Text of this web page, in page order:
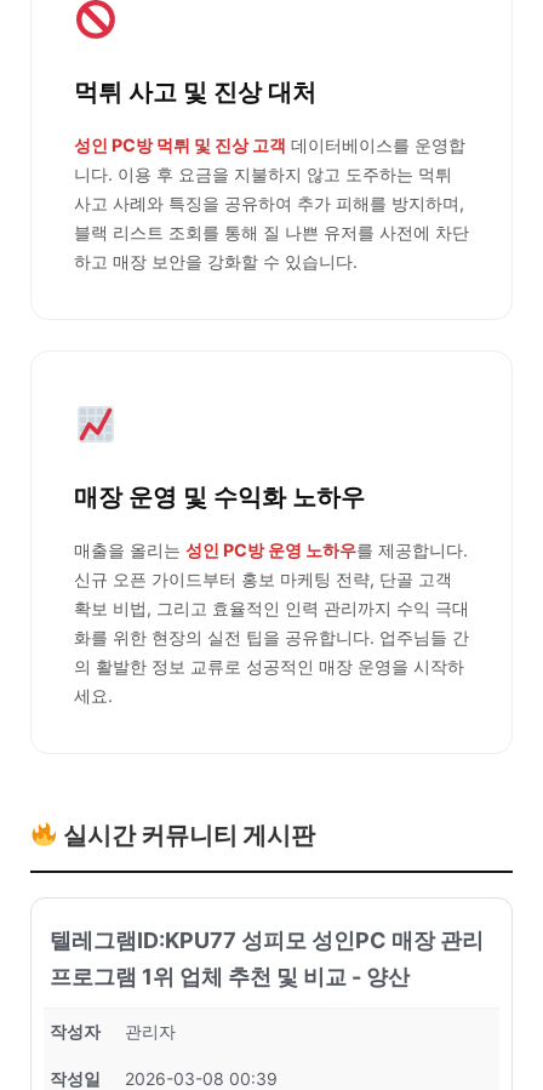
먹튀 사고 및 진상 대처
성인 PC방 먹튀 및 진상 고객 데이터베이스를 운영합
니다. 이용 후 요금을 지불하지 않고 도주하는 먹튀
사고 사례와 특징을 공유하여 추가 피해를 방지하며,
블랙 리스트 조회를 통해 질 나쁜 유저를 사전에 차단
하고 매장 보안을 강화할 수 있습니다.
매장 운영 및 수익화 노하우
매출을 올리는 성인 PC방 운영 노하우를 제공합니다.
신규 오픈 가이드부터 홍보 마케팅 전략, 단골 고객
확보 비법, 그리고 효율적인 인력 관리까지 수익 극대
화를 위한 현장의 실전 팁을 공유합니다. 업주님들 간
의 활발한 정보 교류로 성공적인 매장 운영을 시작하
세요.
실시간 커뮤니티 게시판
텔레그램ID:KPU77 성피모 성인PC 매장 관리
프로그램 1위 업체 추천 및 비교 - 양산
작성자 관리자
작성일 2026-03-08 00:39